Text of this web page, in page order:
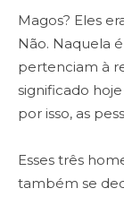
Magos? Eles
Não. Naquela
pertenciam à
significado
por isso, as
Esses três
também se